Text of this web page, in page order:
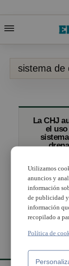
sistema de
La CHJ
el uso
oeste
Quart de
Utilizamos
anuncios y
información
de publicidad
información
recopilado a
Política de